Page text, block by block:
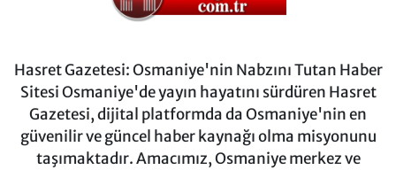
Hasret Gazetesi: Osmaniye'nin Nabzını Tutan Haber
Sitesi Osmaniye'de yayın hayatını sürdüren Hasret
Gazetesi, dijital platformda da Osmaniye'nin en
güvenilir ve güncel haber kaynağı olma misyonunu
taşımaktadır. Amacımız, Osmaniye merkez ve